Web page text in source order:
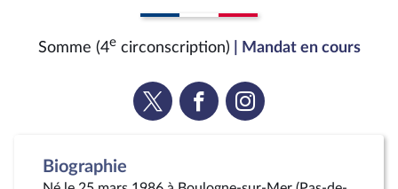
Somme (4ecirconscription) | Mandat en cours
Voir
la
Voir
la
Voir
la
Biographie